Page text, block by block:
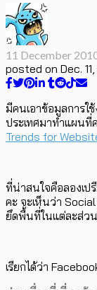
11 December
posted on Dec.
มีคนเอาข้อมูลการใ
ประเทศมาทำแผนที่
Trends for
ที่น่าสนใจคือลองเป
คะ จะเห็นว่า
ยึดพื้นที่ในแต่ละส่ว
เรียกได้ว่า